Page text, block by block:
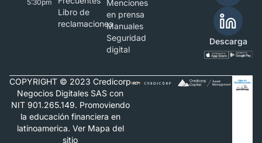
5:30pm
Libro de
reclamaciones
Menciones
en prensa
Manuales
Seguridad
digital
Descarga
COPYRIGHT © 2023 Credicorp
Negocios Digitales SAS con
NIT 901.265.149. Promoviendo
la educación financiera en
latinoamerica. Ver Mapa del
sitio